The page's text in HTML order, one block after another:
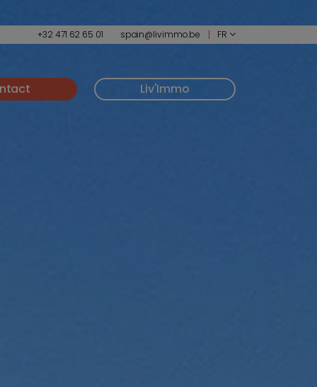
+32 471 62 65 01 spain@livimmo.be FR
Liv'Immo